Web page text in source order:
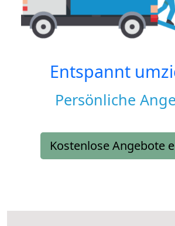
Entspannt
Persönliche
Kostenlose Angebote